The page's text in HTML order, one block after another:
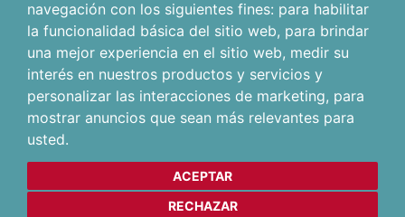
navegación con los siguientes fines: para habilitar
la funcionalidad básica del sitio web, para brindar
una mejor experiencia en el sitio web, medir su
interés en nuestros productos y servicios y
personalizar las interacciones de marketing, para
mostrar anuncios que sean más relevantes para
usted.
ACEPTAR
RECHAZAR